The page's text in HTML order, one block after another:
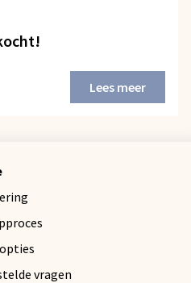
Lees meer
vragen